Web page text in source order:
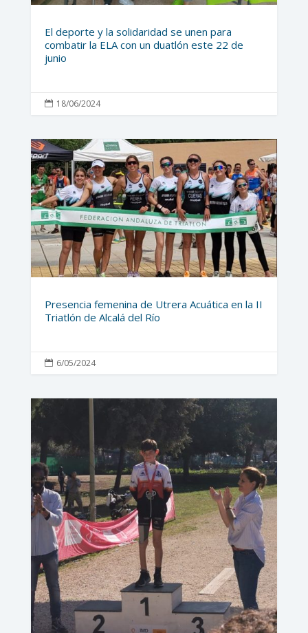
El deporte y la solidaridad se unen para
combatir la ELA con un duatlón este 22 de
junio
 18/06/2024
Presencia femenina de Utrera Acuática en la II
Triatlón de Alcalá del Río
 6/05/2024